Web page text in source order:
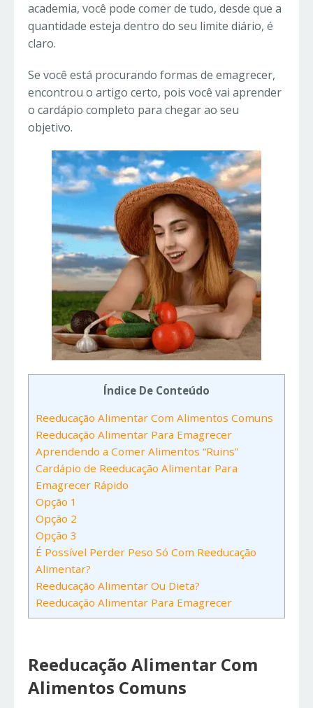
academia, você pode comer de tudo, desde que a
quantidade esteja dentro do seu limite diário, é
claro.
Se você está procurando formas de emagrecer,
encontrou o artigo certo, pois você vai aprender
o cardápio completo para chegar ao seu
objetivo.
Índice De Conteúdo
Reeducação Alimentar Com Alimentos Comuns
Reeducação Alimentar Para Emagrecer
Aprendendo a Comer Alimentos “Ruins”
Cardápio de Reeducação Alimentar Para
Emagrecer Rápido
Opção 1
Opção 2
Opção 3
É Possível Perder Peso Só Com Reeducação
Alimentar?
Reeducação Alimentar Ou Dieta?
Reeducação Alimentar Para Emagrecer
Reeducação Alimentar Com
Alimentos Comuns